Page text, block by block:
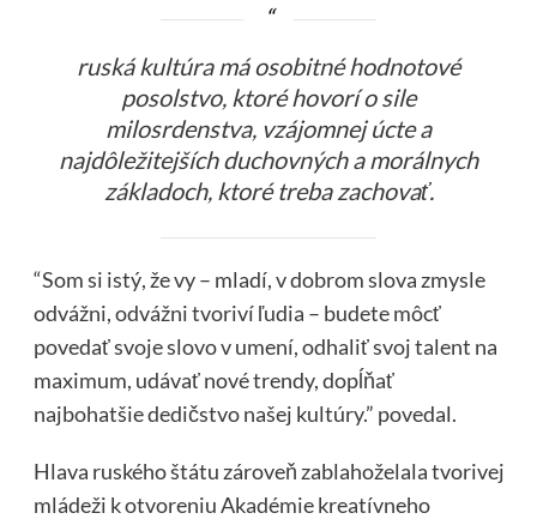
ruská kultúra má osobitné hodnotové
posolstvo, ktoré hovorí o sile
milosrdenstva, vzájomnej úcte a
najdôležitejších duchovných a morálnych
základoch, ktoré treba zachovať.
“Som si istý, že vy – mladí, v dobrom slova zmysle
odvážni, odvážni tvoriví ľudia – budete môcť
povedať svoje slovo v umení, odhaliť svoj talent na
maximum, udávať nové trendy, dopĺňať
najbohatšie dedičstvo našej kultúry.” povedal.
Hlava ruského štátu zároveň zablahoželala tvorivej
mládeži k otvoreniu Akadémie kreatívneho